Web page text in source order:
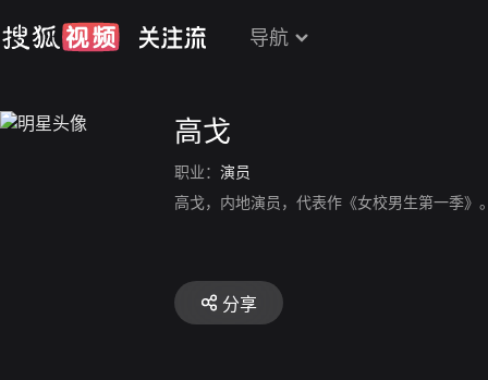
导航
高戈
职业： 演员
高戈，内地演员，代表作《女校男生第一季》
分享